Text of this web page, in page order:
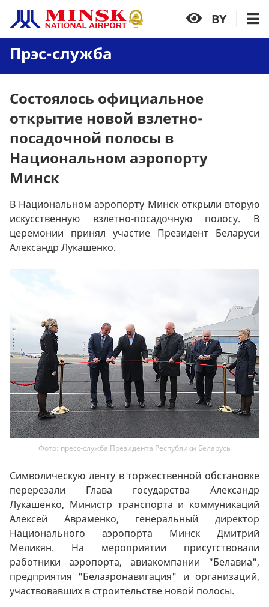
BY
Прэс-служба
Состоялось официальное
открытие новой взлетно-
посадочной полосы в
Национальном аэропорту
Минск
В Национальном аэропорту Минск открыли вторую
искусственную взлетно-посадочную полосу. В
церемонии принял участие Президент Беларуси
Александр Лукашенко.
Фото: пресс-служба Президента Республики Беларусь
Символическую ленту в торжественной обстановке
перерезали Глава государства Александр
Лукашенко, Министр транспорта и коммуникаций
Алексей Авраменко, генеральный директор
Национального аэропорта Минск Дмитрий
Меликян. На мероприятии присутствовали
работники аэропорта, авиакомпании "Белавиа",
предприятия "Белаэронавигация" и организаций,
участвовавших в строительстве новой полосы.